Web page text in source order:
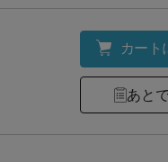
カート
あと